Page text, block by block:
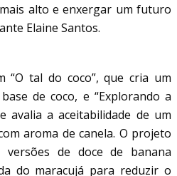
alto e enxergar um futuro
Elaine Santos.
“O tal do coco”, que cria um
de coco, e “Explorando a
avalia a aceitabilidade de um
aroma de canela. O projeto
versões de doce de banana
do maracujá para reduzir o